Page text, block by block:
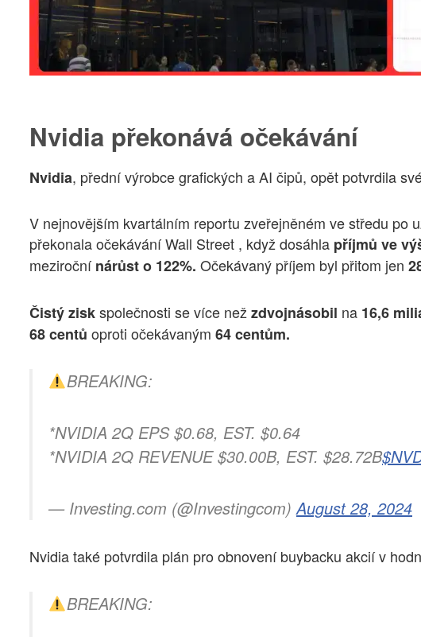
Nvidia překonává očekávání
Nvidia, přední výrobce grafických a AI čipů, opět potvrdila
V nejnovějším kvartálním reportu zveřejněném ve středu po
překonala očekávání Wall Street , když dosáhla příjmů ve
meziročnínárůst o 122%. Očekávaný příjem byl přitom jen
Čistý ziskspolečnosti se více než zdvojnásobil na 16,6
68 centů oproti očekávaným 64 centům.
BREAKING:
*NVIDIA 2Q EPS $0.68, EST. $0.64
*NVIDIA 2Q REVENUE $30.00B, EST. $28.72B
— Investing.com (@Investingcom)August 28, 2024
Nvidia také potvrdila plán pro obnovení buybacku akcií v
BREAKING: